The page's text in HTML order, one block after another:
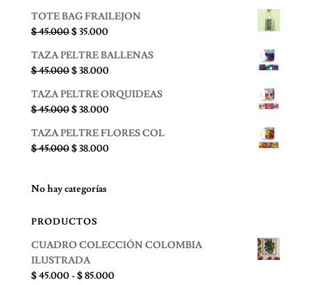
original
era:
$ 25.000.
actual
$ 20.000.
TOTE BAG FRAILEJON
$45.000El
original
era:
$ 45.000.
$35.000El
actual
es:
$ 35.000.
TAZA PELTRE BALLENAS
$45.000El
original
era:
$ 45.000.
$38.000El
actual
es:
$ 38.000.
TAZA PELTRE ORQUIDEAS
$45.000El
original
era:
$38.000El
actual
es:
TAZA PELTRE FLORES COL
$45.000El
era:
$38.000El
No hay categorías
PRODUCTOS
CUADRO COLECCIÓN COLOMBIA
ILUSTRADA
$45.000-$85.000Rango